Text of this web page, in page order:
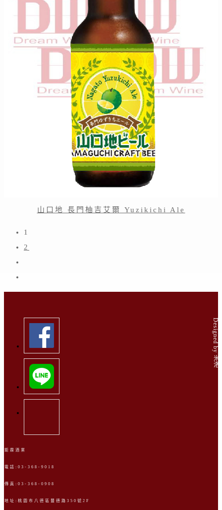
山口地 長門柚吉艾爾 Yuzikichi Ale
1
2
Designed by 米洛
鉅霖酒業
電話:03-368-9018
傳真:03-368-0908
地址:桃園市八德區豐德路350號2F